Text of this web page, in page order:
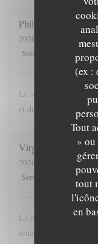
(ex :
Tout
»
tout
en
Philippe
2026-08-03
- 20:00 -
Service
Le souci de la
et du u service…
Virginie
2026-08-01
- 19:00 -
Service
La revisite de la
rendez-vous et le prix